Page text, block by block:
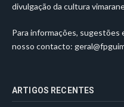
divulgação da cultura
Para informações, sugestões
nosso contacto:
ARTIGOS RECENTES